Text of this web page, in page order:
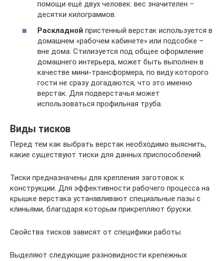
помощи ещё двух человек: вес значителен –
десятки килограммов.
Раскладной пристенный верстак используется в
домашнем «рабочем кабинете» или подсобке –
вне дома. Стилизуется под общее оформление
домашнего интерьера, может быть выполнен в
качестве мини-трансформера, по виду которого
гости не сразу догадаются, что это именно
верстак. Для подверстачья может
использоваться профильная труба.
Виды тисков
Перед тем как выбрать верстак необходимо выяснить,
какие существуют тиски для данных приспособлений.
Тиски предназначены для крепления заготовок к
конструкции. Для эффективности рабочего процесса на
крышке верстака устанавливают специальные пазы с
клиньями, благодаря которым прикрепляют бруски.
Свойства тисков зависят от специфики работы.
Выделяют следующие разновидности крепежных